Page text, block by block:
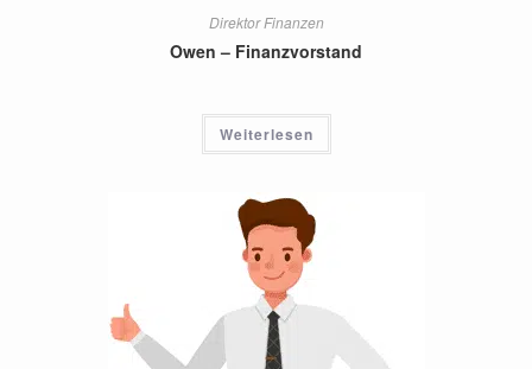
Direktor Finanzen
Owen – Finanzvorstand
Weiterlesen